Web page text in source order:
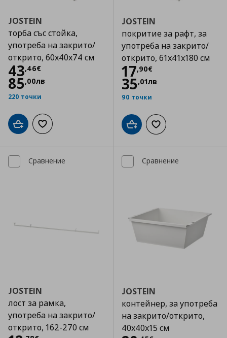
JOSTEIN
торба със стойка,
употреба на закрито/
открито, 60x40x74 см
43,46€
Цена
85,00лв
220 точки
Добави в кошницата
Добави към списъка с любими
JOSTEIN
покритие за рафт, за
употреба на закрито/
открито, 61x41x180 см
17,90€
Цена
35,01лв
90 точки
Добави в кошницата
Добави към
Сравнение
JOSTEIN
лост за рамка,
употреба на закрито/
открито, 162-270 см
Сравнение
JOSTEIN
контейнер, за употреба
на закрито/открито,
40x40x15 см